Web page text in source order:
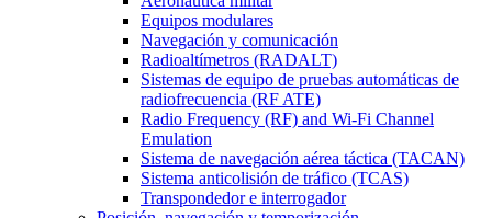
Equipos modulares
Navegación y comunicación
Radioaltímetros (RADALT)
Sistemas de equipo de pruebas automáticas de
radiofrecuencia (RF ATE)
Radio Frequency (RF) and Wi-Fi Channel
Emulation
Sistema de navegación aérea táctica (TACAN)
Sistema anticolisión de tráfico (TCAS)
Transpondedor e interrogador